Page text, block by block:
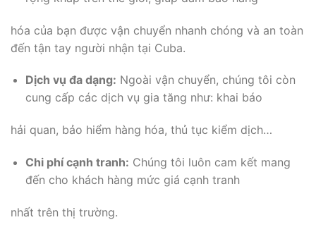
hóa của bạn được vận chuyển nhanh chóng và an toàn
đến tận tay người nhận tại Cuba.
Dịch vụ đa dạng: Ngoài vận chuyển, chúng tôi còn
cung cấp các dịch vụ gia tăng như: khai báo
hải quan, bảo hiểm hàng hóa, thủ tục kiểm dịch…
Chi phí cạnh tranh: Chúng tôi luôn cam kết mang
đến cho khách hàng mức giá cạnh tranh
nhất trên thị trường.